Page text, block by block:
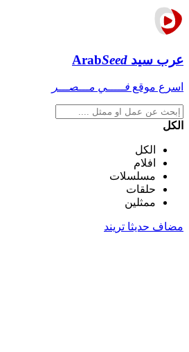
عرب سيد ArabSeed
اسرع موقع فـــــي مـــصـــر
الكل
الكل
افلام
مسلسلات
حلقات
ممثلين
مضاف حديثا تريند